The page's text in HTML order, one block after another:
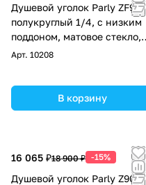
Душевой уголок Parly ZF91
полукруглый 1/4, с низким
поддоном, матовое стекло,
белый
Арт. 10208
В корзину
16 065 ₽18 900 ₽ -15%
Душевой уголок Parly Z9011